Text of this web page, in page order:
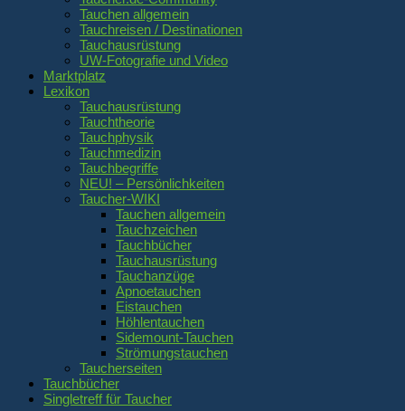
Tauchen allgemein
Tauchreisen / Destinationen
Tauchausrüstung
UW-Fotografie und Video
Marktplatz
Lexikon
Tauchausrüstung
Tauchtheorie
Tauchphysik
Tauchmedizin
Tauchbegriffe
NEU! – Persönlichkeiten
Taucher-WIKI
Tauchen allgemein
Tauchzeichen
Tauchbücher
Tauchausrüstung
Tauchanzüge
Apnoetauchen
Eistauchen
Höhlentauchen
Sidemount-Tauchen
Strömungstauchen
Taucherseiten
Tauchbücher
Singletreff für Taucher